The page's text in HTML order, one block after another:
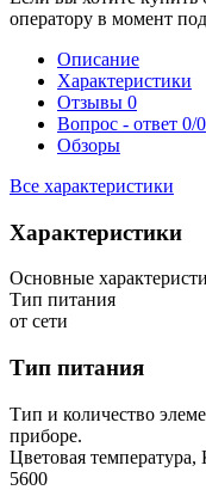
оператору в момент
Описание
Характеристики
Отзывы 0
Вопрос - ответ 0/0
Обзоры
Все характеристики
Характеристики
Основные
Тип питания
от сети
Тип питания
Тип и количество
приборе.
Цветовая температура,
5600